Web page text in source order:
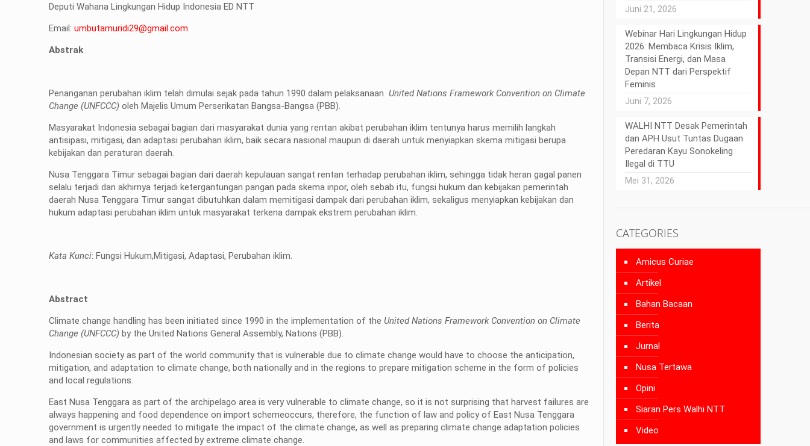
Deputi Wahana Lingkungan Hidup Indonesia ED NTT
Email:umbutamuridi29@gmail.com
Abstrak
Penanganan perubahan iklim telah dimulai sejak pada tahun 1990 dalam pelaksanaanUnited Nations Framework Convention on Climate
Change (UNFCCC)oleh Majelis Umum Perserikatan Bangsa-Bangsa (PBB).
Masyarakat Indonesia sebagai bagian dari masyarakat dunia yang rentan akibat perubahan iklim tentunya harus memilih langkah
antisipasi, mitigasi, dan adaptasi perubahan iklim, baik secara nasional maupun di daerah untuk menyiapkan skema mitigasi berupa
kebijakan dan peraturan daerah.
Nusa Tenggara Timur sebagai bagian dari daerah kepulauan sangat rentan terhadap perubahan iklim, sehingga tidak heran gagal panen
selalu terjadi dan akhirnya terjadi ketergantungan pangan pada skema inpor, oleh sebab itu, fungsi hukum dan kebijakan pemerintah
daerah Nusa Tenggara Timur sangat dibutuhkan dalam memitigasi dampak dari perubahan iklim, sekaligus menyiapkan kebijakan dan
hukum adaptasi perubahan iklim untuk masyarakat terkena dampak ekstrem perubahan iklim.
Kata Kunci: Fungsi Hukum,Mitigasi, Adaptasi, Perubahan iklim.
Abstract
Climate change handling has been initiated since 1990 in the implementation of theUnited Nations Framework Convention on Climate
Change (UNFCCC) by the United Nations General Assembly, Nations (PBB).
Indonesian society as part of the world community that is vulnerable due to climate change would have to choose the anticipation,
mitigation, and adaptation to climate change, both nationally and in the regions to prepare mitigation scheme in the form of policies
and local regulations.
East Nusa Tenggara as part of the archipelago area is very vulnerable to climate change, so it is not surprising that harvest failures are
always happening and food dependence on import schemeoccurs, therefore, the function of law and policy of East Nusa Tenggara
government is urgently needed to mitigate the impact of the climate change, as well as preparing climate change adaptation policies
and laws for communities affected by extreme climate change.
Juni 21, 2026
Webinar Hari Lingkungan Hidup
2026: Membaca Krisis Iklim,
Transisi Energi, dan Masa
Depan NTT dari Perspektif
Feminis
Juni 7, 2026
WALHI NTT Desak Pemerintah
dan APH Usut Tuntas Dugaan
Peredaran Kayu Sonokeling
Ilegal di TTU
Mei 31, 2026
CATEGORIES
Amicus Curiae
Artikel
Bahan Bacaan
Berita
Jurnal
Nusa Tertawa
Opini
Siaran Pers Walhi NTT
Video